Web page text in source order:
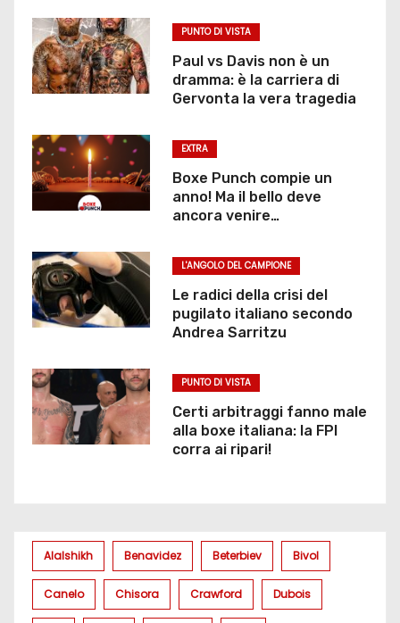
PUNTO DI VISTA
Paul vs Davis non è un
dramma: è la carriera di
Gervonta la vera tragedia
EXTRA
Boxe Punch compie un
anno! Ma il bello deve
ancora venire…
L'ANGOLO DEL CAMPIONE
Le radici della crisi del
pugilato italiano secondo
Andrea Sarritzu
PUNTO DI VISTA
Certi arbitraggi fanno male
alla boxe italiana: la FPI
corra ai ripari!
Alalshikh Benavidez Beterbiev Bivol
Canelo Chisora Crawford Dubois